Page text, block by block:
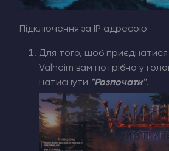
Підключення за IP адресою
Для того, щоб
Valheim вам потрібно у
натиснути "Розпочати".